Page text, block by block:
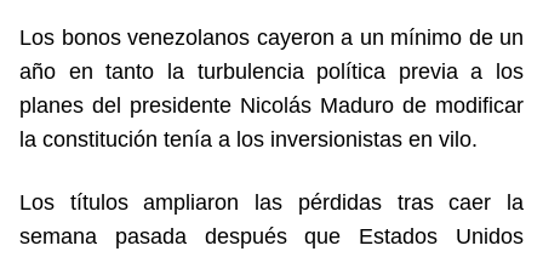
Los bonos venezolanos cayeron a un mínimo de un
año en tanto la turbulencia política previa a los
planes del presidente Nicolás Maduro de modificar
la constitución tenía a los inversionistas en vilo.
Los títulos ampliaron las pérdidas tras caer la
semana pasada después que Estados Unidos